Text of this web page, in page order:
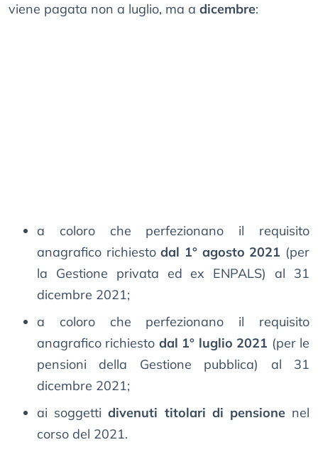
viene pagata non a luglio, ma a dicembre:
a coloro che perfezionano il requisito
anagrafico richiestodal 1° agosto 2021 (per
la Gestione privata ed ex ENPALS) al 31
dicembre 2021;
a coloro che perfezionano il requisito
anagrafico richiesto dal 1° luglio 2021 (per le
pensioni della Gestione pubblica) al 31
dicembre 2021;
ai soggettidivenuti titolari di pensionenel
corso del 2021.